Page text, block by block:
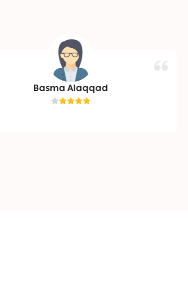
Basma Alaqqad